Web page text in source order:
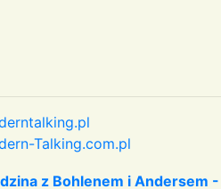
Talking.com.pl
z Bohlenem i Andersem